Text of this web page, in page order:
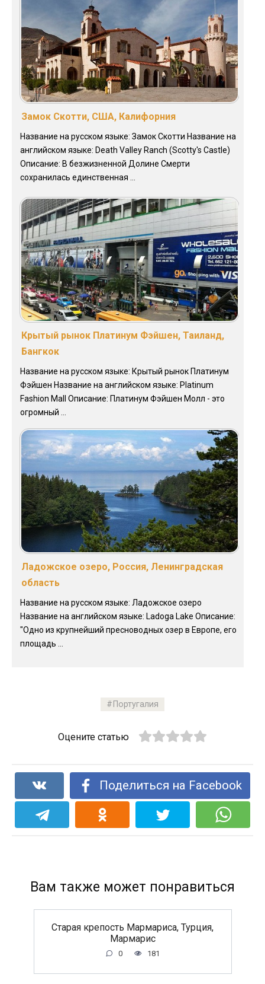
Замок Скотти, США, Калифорния
Название на русском языке: Замок Скотти Название на
английском языке: Death Valley Ranch (Scotty's Castle)
Описание: В безжизненной Долине Смерти
сохранилась единственная ...
Крытый рынок Платинум Фэйшен, Таиланд,
Бангкок
Название на русском языке: Крытый рынок Платинум
Фэйшен Название на английском языке: Platinum
Fashion Mall Описание: Платинум Фэйшен Молл - это
огромный ...
Ладожское озеро, Россия, Ленинградская
область
Название на русском языке: Ладожское озеро
Название на английском языке: Ladoga Lake Описание:
"Одно из крупнейший пресноводных озер в Европе, его
площадь ...
Португалия
Оцените статью
Поделиться на Facebook
Вам также может понравиться
Старая крепость Мармариса, Турция,
Мармарис
0 181